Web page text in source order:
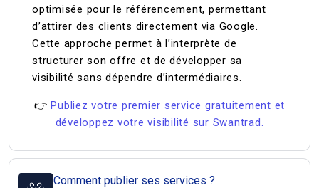
optimisée pour le référencement, permettant
d’attirer des clients directement via Google.
Cette approche permet à l’interprète de
structurer son offre et de développer sa
visibilité sans dépendre d’intermédiaires.
👉Publiez votre premier service gratuitement et
développez votre visibilité sur Swantrad.
Comment publier ses services ?